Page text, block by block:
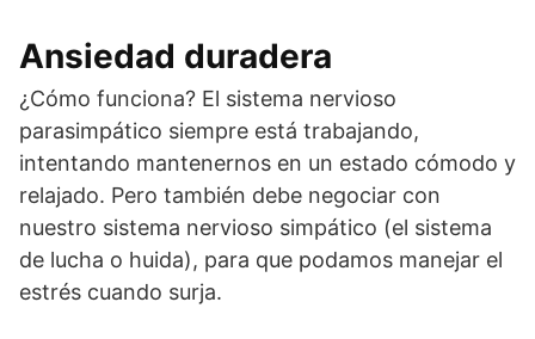
Ansiedad duradera
¿Cómo funciona? El sistema nervioso
parasimpático siempre está trabajando,
intentando mantenernos en un estado cómodo y
relajado. Pero también debe negociar con
nuestro sistema nervioso simpático (el sistema
de lucha o huida), para que podamos manejar el
estrés cuando surja.